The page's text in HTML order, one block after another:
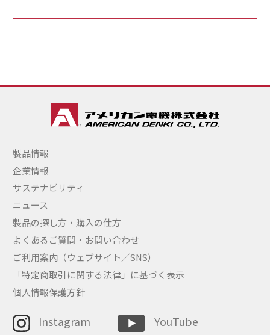
製品情報
企業情報
サステナビリティ
ニュース
製品の探し方・購入の仕方
よくあるご質問・お問い合わせ
ご利用案内（ウェブサイト／SNS）
「特定商取引に関する法律」に基づく表示
個人情報保護方針
Instagram YouTube